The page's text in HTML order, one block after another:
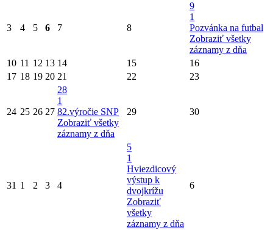
3 4 5 6 7 8
9
1
Pozvánka na futbal
Zobraziť všetky
záznamy z dňa
10 11 12 13 14 15
16
17 18 19 20 21 22 23
24 25 26 27
28
1
82.výročie SNP
Zobraziť všetky
záznamy z dňa
29 30
31 1 2 3 4
5
1
Hviezdicový
výstup k
dvojkrížu
Zobraziť
všetky
záznamy z dňa
6